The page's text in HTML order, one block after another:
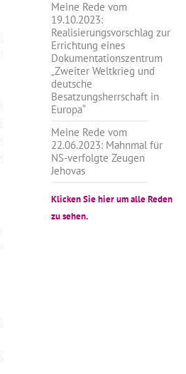
Meine Rede vom
19.10.2023:
Realisierungsvorschlag zur
Errichtung eines
Dokumentationszentrum
„Zweiter Weltkrieg und
deutsche
Besatzungsherrschaft in
Europa“
Meine Rede vom
22.06.2023: Mahnmal für
NS-verfolgte Zeugen
Jehovas
Klicken Sie hier um alle Reden
zu sehen.